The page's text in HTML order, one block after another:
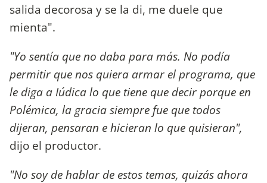
salida decorosa y se la di, me duele que
mienta".
"Yo sentía que no daba para más. No podía
permitir que nos quiera armar el programa, que
le diga a Iúdica lo que tiene que decir porque en
Polémica, la gracia siempre fue que todos
dijeran, pensaran e hicieran lo que quisieran",
dijo el productor.
"No soy de hablar de estos temas, quizás ahora